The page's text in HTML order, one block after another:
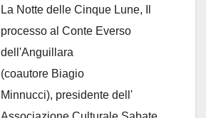
La Notte delle Cinque Lune, Il
processo al Conte Everso
dell'Anguillara
(coautore Biagio
Minnucci), presidente dell'